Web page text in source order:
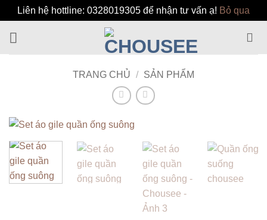
Liên hệ hottline: 0328019305 để nhận tư vấn ạ! Bỏ qua
qua
TRANG CHỦ / SẢN PHẨM